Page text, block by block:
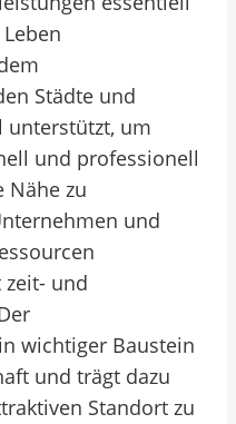
Städte und
unterstützt, um
und professionell
Nähe zu
und
und
wichtiger Baustein
und trägt dazu
Standort zu